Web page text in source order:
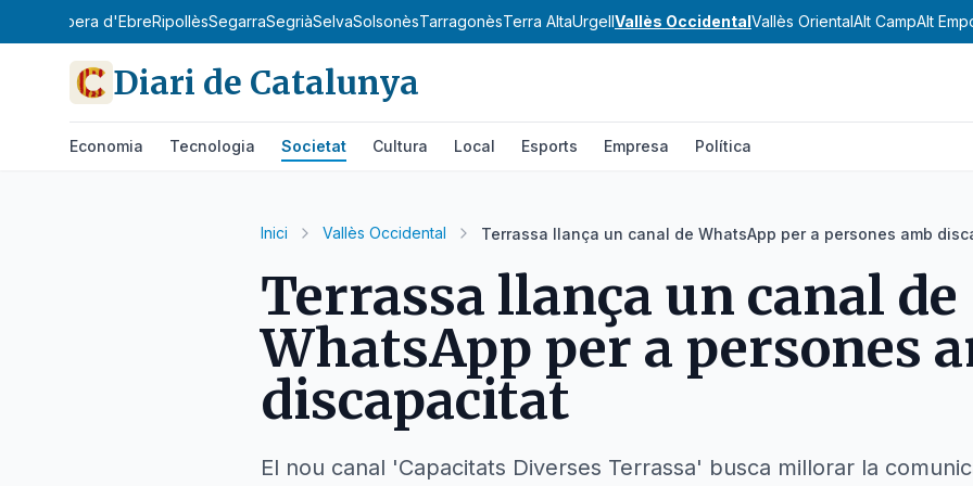
Ribera d'EbreRipollèsSegarraSegriàSelvaSolsonèsTarragonèsTerra AltaUrgellVallès OccidentalVallès OrientalAlt CampAlt
Diari de Catalunya
Economia Tecnologia Societat Cultura Local Esports Empresa Política
Inici Vallès Occidental Terrassa llança un canal de WhatsApp per a persones amb
Terrassa llança un canal de
WhatsApp per a persones
discapacitat
El nou canal 'Capacitats Diverses Terrassa' busca millorar la